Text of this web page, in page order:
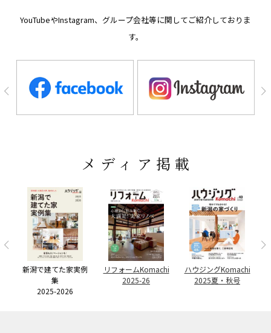
YouTubeやInstagram、グループ会社等に関してご紹介しておりま
す。
メディア掲載
新潟で建てた家実例
集
2025-2026
リフォームKomachi
2025-26
ハウジングKomachi
2025夏・秋号